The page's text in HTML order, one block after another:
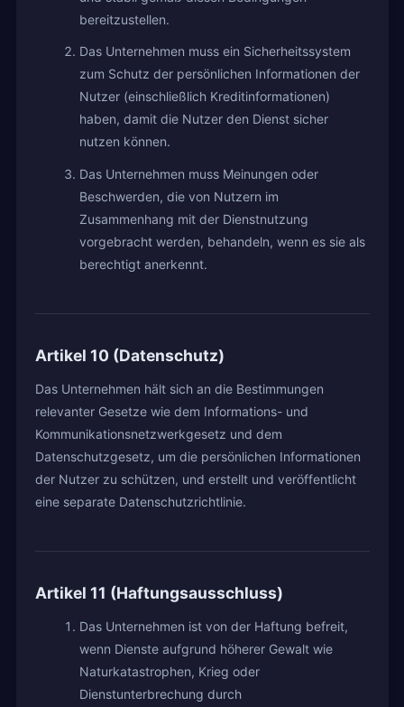
bereitzustellen.
Das Unternehmen muss ein Sicherheitssystem
zum Schutz der persönlichen Informationen der
Nutzer (einschließlich Kreditinformationen)
haben, damit die Nutzer den Dienst sicher
nutzen können.
Das Unternehmen muss Meinungen oder
Beschwerden, die von Nutzern im
Zusammenhang mit der Dienstnutzung
vorgebracht werden, behandeln, wenn es sie als
berechtigt anerkennt.
Artikel 10 (Datenschutz)
Das Unternehmen hält sich an die Bestimmungen
relevanter Gesetze wie dem Informations- und
Kommunikationsnetzwerkgesetz und dem
Datenschutzgesetz, um die persönlichen Informationen
der Nutzer zu schützen, und erstellt und veröffentlicht
eine separate Datenschutzrichtlinie.
Artikel 11 (Haftungsausschluss)
Das Unternehmen ist von der Haftung befreit,
wenn Dienste aufgrund höherer Gewalt wie
Naturkatastrophen, Krieg oder
Dienstunterbrechung durch